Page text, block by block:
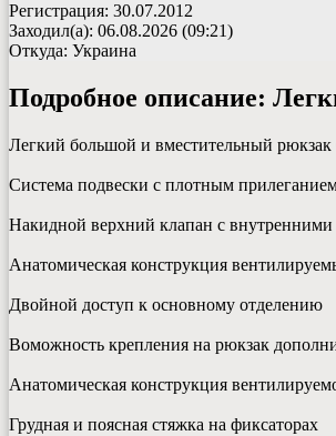
Регистрация: 30.07.2012
Заходил(а): 06.08.2026 (09:21)
Откуда: Украина
Подробное описание:
Легкий большой и вместительный
Система подвески с плотным
Накидной верхний клапан с
Анатомическая конструкция
Двойной доступ к основному отделению
Воможность крепления на рюкзак
Анатомическая конструкция
Грудная и поясная стяжка на фиксаторах